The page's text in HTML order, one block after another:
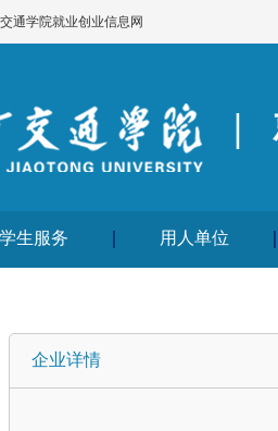
通学院就业创业信息网
|
学生服务 用人单位
企业详情